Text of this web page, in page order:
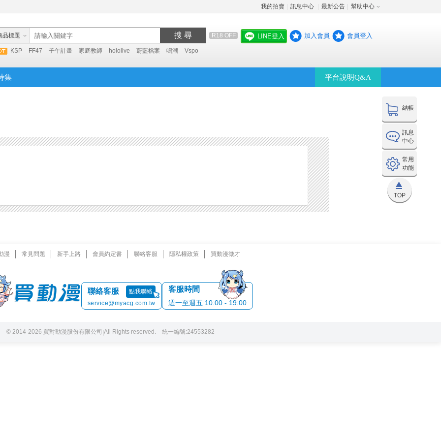
我的拍賣 訊息中心 最新公告 幫助中心
品標題 搜 尋 R18 OFF
KSP FF47 子午計畫 家庭教師 hololive 蔚藍檔案 鳴潮 Vspo
LINE登入 加入會員 會員登入
集 平台說明Q&A
結帳
訊息
中心
常用
功能
TOP
漫 常見問題 新手上路 會員約定書 聯絡客服 隱私權政策 買動漫徵才
聯絡客服
點我聯絡
service@myacg.com.tw
客服時間
週一至週五 10:00 - 19:00
© 2014-2026 買對動漫股份有限公司 |All Rights reserved. 統一編號:24553282